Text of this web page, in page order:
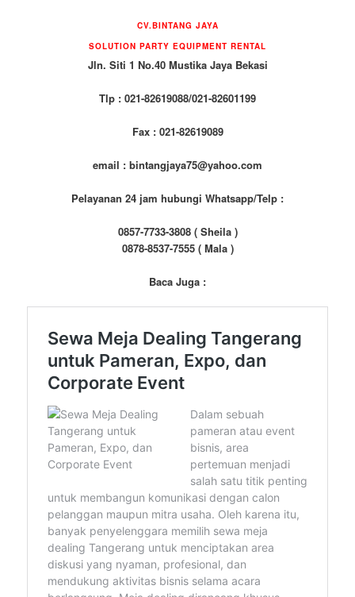
CV.BINTANG JAYA
SOLUTION PARTY EQUIPMENT RENTAL
Jln. Siti 1 No.40 Mustika Jaya Bekasi
Tlp : 021-82619088/021-82601199
Fax : 021-82619089
email : bintangjaya75@yahoo.com
Pelayanan 24 jam hubungi Whatsapp/Telp :
0857-7733-3808 ( Sheila )
0878-8537-7555 ( Mala )
Baca Juga :